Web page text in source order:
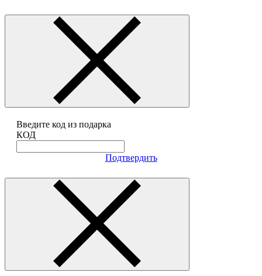
Введите код из подарка
КОД
Подтвердить